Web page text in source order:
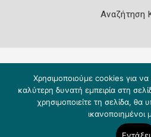
Αναζήτηση
Χρησιμοποιούμε cookies για
καλύτερη δυνατή εμπειρία στη
χρησιμοποιείτε τη σελίδα, θα
ικανοποιημένοι
Εντάξει
Copyright 2026